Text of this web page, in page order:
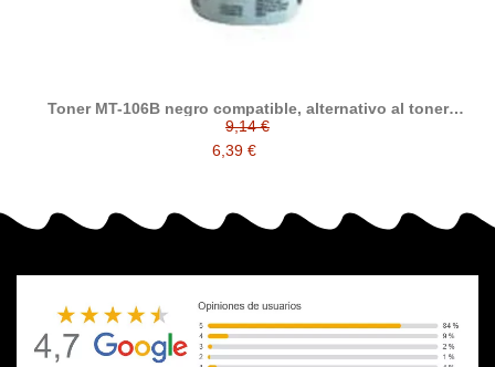
Toner MT-106B negro compatible, alternativo al toner
original MT106B
9,14 €
6,39 €